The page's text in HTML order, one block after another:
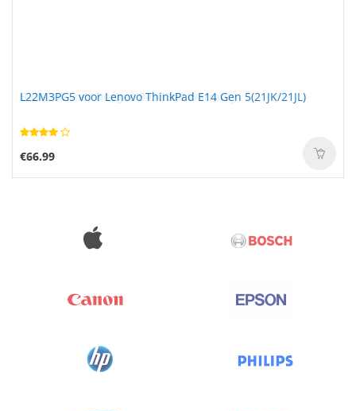
L22M3PG5 voor Lenovo ThinkPad E14 Gen 5(21JK/21JL)
€66.99